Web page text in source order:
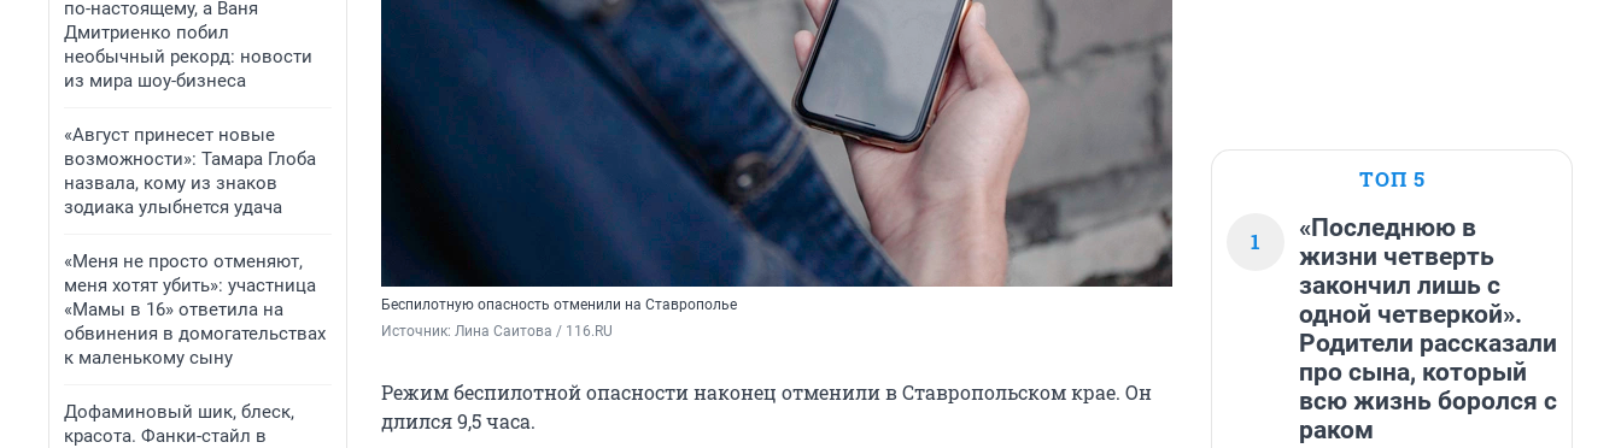
по-настоящему, а Ваня
Дмитриенко побил
необычный рекорд: новости
из мира шоу-бизнеса
«Август принесет новые
возможности»: Тамара Глоба
назвала, кому из знаков
зодиака улыбнется удача
«Меня не просто отменяют,
меня хотят убить»: участница
«Мамы в 16» ответила на
обвинения в домогательствах
к маленькому сыну
Дофаминовый шик, блеск,
красота. Фанки-стайл в
Беспилотную опасность отменили на Ставрополье
Источник: Лина Саитова / 116.RU
Режим беспилотной опасности наконец отменили в Ставропольском крае. Он
длился 9,5 часа.
ТОП 5
1
«Последнюю в
жизни четверть
закончил лишь с
одной четверкой».
Родители рассказали
про сына, который
всю жизнь боролся с
раком